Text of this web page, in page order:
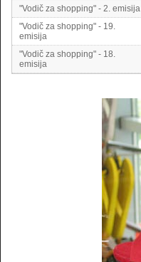
"Vodič za shopping" - 2. emisija
"Vodič za shopping" - 19.
emisija
"Vodič za shopping" - 18.
emisija